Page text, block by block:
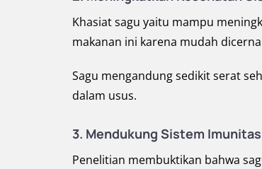
Khasiat sagu yaitu mampu
makanan ini karena mudah
Sagu mengandung sedikit serat
dalam usus.
3. Mendukung Sistem Imunitas
Penelitian membuktikan bahwa